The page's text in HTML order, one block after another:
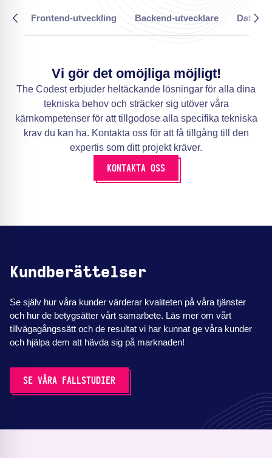
Frontend-utveckling Backend-utvecklare
Vi gör det omöjliga möjligt!
The Codest erbjuder heltäckande lösningar för alla dina
tekniska behov och sträcker sig utöver våra
kärnkompetenser för att tillgodose alla specifika tekniska
krav du kan ha. Kontakta oss för att få tillgång till den
expertis som ditt projekt kräver.
KONTAKTA OSS
Kundberättelser
Se själv hur våra kunder värderar kvaliteten på våra tjänster
och hur de betygsätter vårt samarbete. Läs mer om vårt
tillvägagångssätt och de resultat vi har kunnat ge våra kunder
och hjälpa dem att hävda sig på marknaden!
SE VÅRA FALLSTUDIER